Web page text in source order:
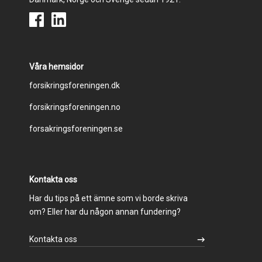
Våra hemsidor
Footer
menu
forsikringsforeningen.dk
forsikringsforeningen.no
forsakringsforeningen.se
Kontakta oss
Har du tips på ett ämne som vi borde skriva
om? Eller har du någon annan fundering?
Kontakta oss